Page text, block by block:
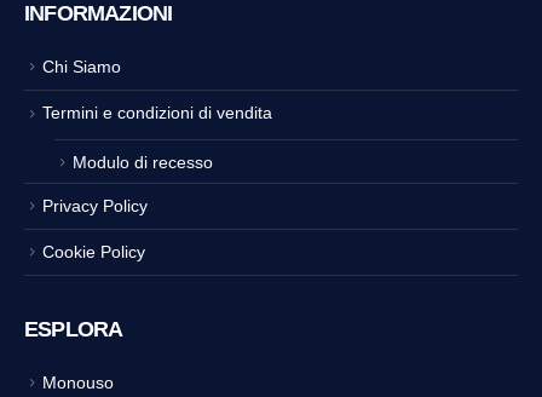
INFORMAZIONI
Chi Siamo
Termini e condizioni di vendita
Modulo di recesso
Privacy Policy
Cookie Policy
ESPLORA
Monouso